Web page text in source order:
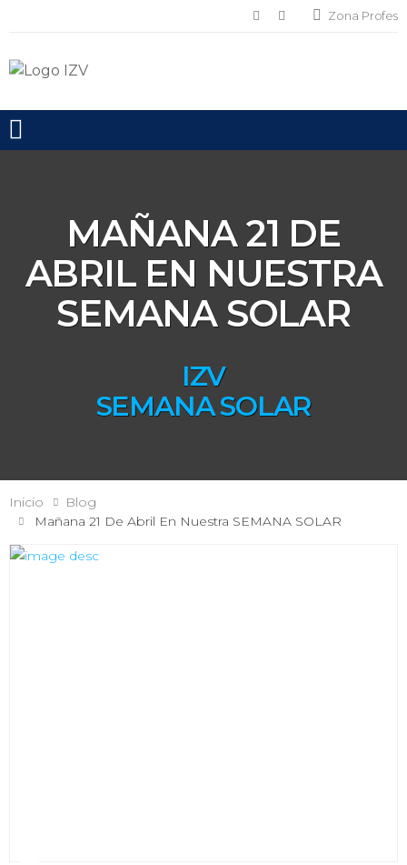
Zona Profes
Toggle mobile menu
MAÑANA 21 DE
ABRIL EN NUESTRA
SEMANA SOLAR
IZV
SEMANA SOLAR
Inicio
Blog
Mañana 21 De Abril En Nuestra SEMANA SOLAR